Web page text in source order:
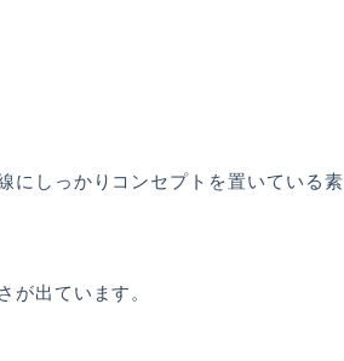
にしっかりコンセプトを置いている素
が出ています。